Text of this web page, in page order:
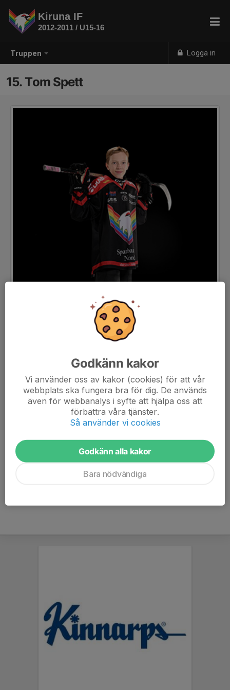
Truppen Logga in
Kiruna IF
2012-2011 / U15-16
15. Tom Spett
Position
Back
Godkänn kakor
Vi använder oss av kakor (cookies) för att vår
webbplats ska fungera bra för dig. De används
även för webbanalys i syfte att hjälpa oss att
förbättra våra tjänster.
Så använder vi cookies
Godkänn alla kakor
Bara nödvändiga